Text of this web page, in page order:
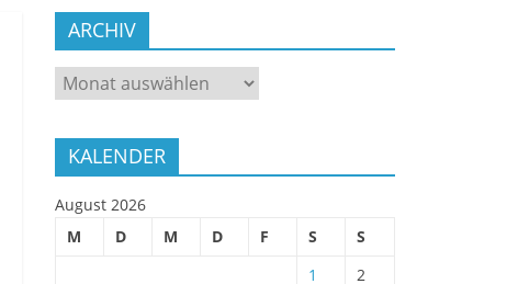
ARCHIV
ARCHIV
KALENDER
August 2026
M
D M D F S
S
1
2